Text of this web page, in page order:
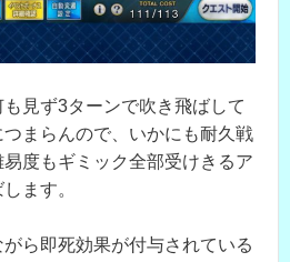
見ず3ターンで吹き飛ばして
まらんので、いかにも耐久戦
度もギミック全部受けきるア
ます。
ら即死効果が付与されている